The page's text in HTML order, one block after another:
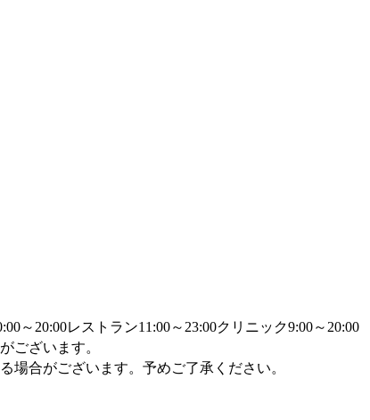
～20:00レストラン11:00～23:00クリニック9:00～20:00
ございます。
場合がございます。予めご了承ください。